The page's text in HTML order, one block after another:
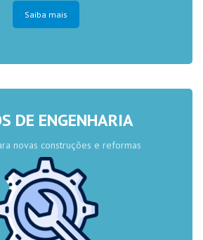
Saiba mais
DE ENGENHARIA
novas construções e reformas